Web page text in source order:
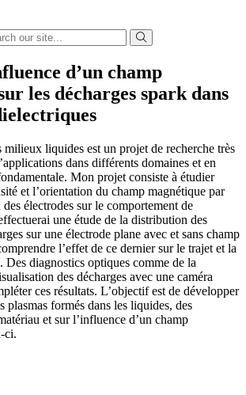
d’un champ
les décharges spark dans
milieux liquides est un projet de recherche très
dans différents domaines et en
Mon projet consiste à étudier
et l’orientation du champ magnétique par
électrodes sur le comportement de
une étude de la distribution des
sur une électrode plane avec et sans champ
l’effet de ce dernier sur le trajet et la
Des diagnostics optiques comme de la
des décharges avec une caméra
ces résultats. L’objectif est de développer
plasmas formés dans les liquides, des
et sur l’influence d’un champ
ci.